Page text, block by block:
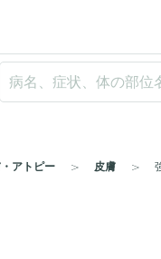
アトピー 皮膚